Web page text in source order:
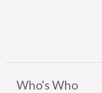
Who's Who